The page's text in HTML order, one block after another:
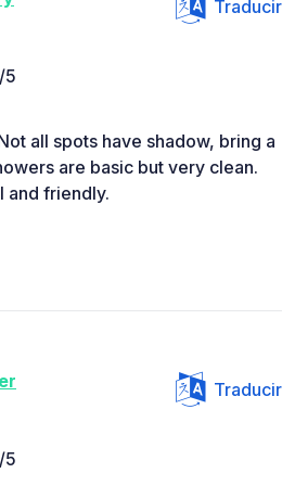
Traducir
5
all spots have shadow, bring a
are basic but very clean.
and friendly.
Traducir
5